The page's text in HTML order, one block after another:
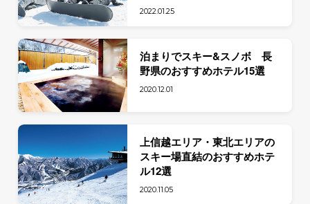
2022.01.25
泊まりでスキー&スノボ 長
野県のおすすめホテル15選
2020.12.01
上信越エリア・東北エリアの
スキー場直結のおすすめホテ
ル12選
2020.11.05